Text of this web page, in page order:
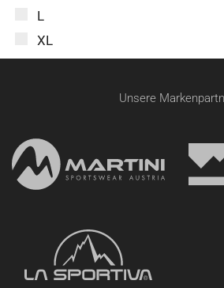
L
XL
Unsere